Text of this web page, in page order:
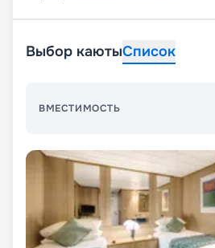
Выбор каютыСписок
ВМЕСТИМОСТЬ